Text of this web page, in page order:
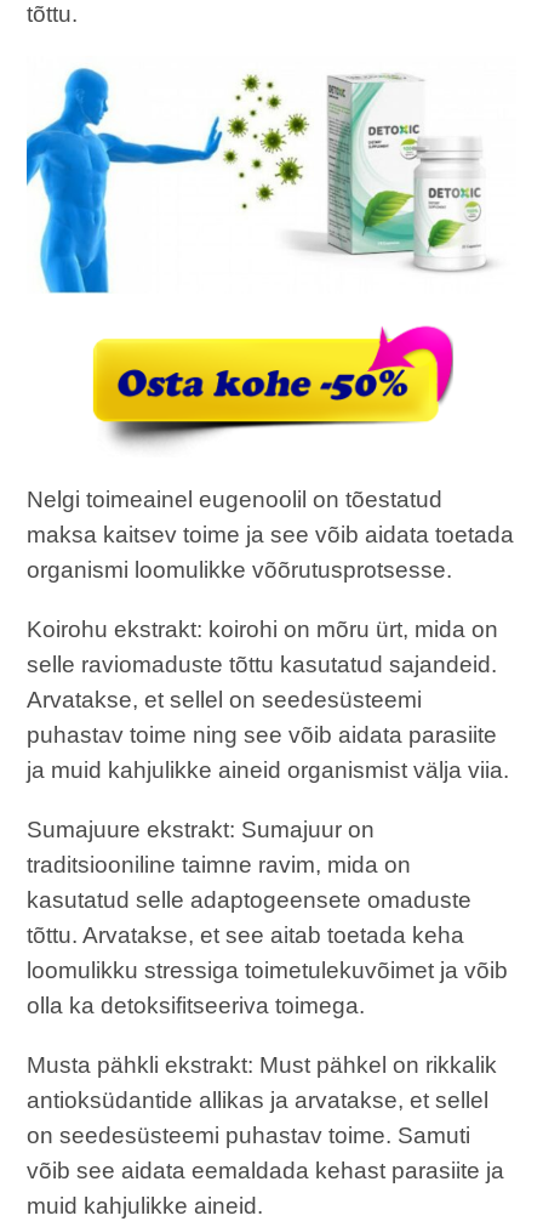
tõttu.
Nelgi toimeainel eugenoolil on tõestatud
maksa kaitsev toime ja see võib aidata toetada
organismi loomulikke võõrutusprotsesse.
Koirohu ekstrakt: koirohi on mõru ürt, mida on
selle raviomaduste tõttu kasutatud sajandeid.
Arvatakse, et sellel on seedesüsteemi
puhastav toime ning see võib aidata parasiite
ja muid kahjulikke aineid organismist välja viia.
Sumajuure ekstrakt: Sumajuur on
traditsiooniline taimne ravim, mida on
kasutatud selle adaptogeensete omaduste
tõttu. Arvatakse, et see aitab toetada keha
loomulikku stressiga toimetulekuvõimet ja võib
olla ka detoksifitseeriva toimega.
Musta pähkli ekstrakt: Must pähkel on rikkalik
antioksüdantide allikas ja arvatakse, et sellel
on seedesüsteemi puhastav toime. Samuti
võib see aidata eemaldada kehast parasiite ja
muid kahjulikke aineid.